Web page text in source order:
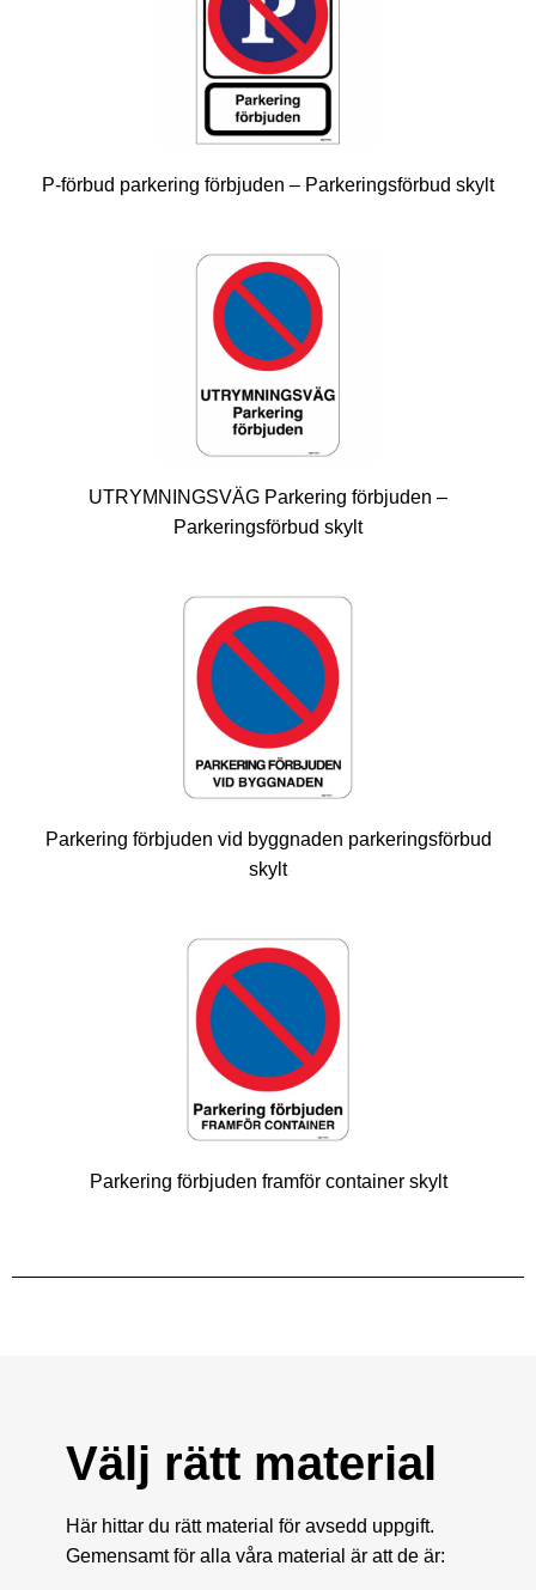
P-förbud parkering förbjuden – Parkeringsförbud skylt
UTRYMNINGSVÄG Parkering förbjuden –
Parkeringsförbud skylt
Parkering förbjuden vid byggnaden parkeringsförbud
skylt
Parkering förbjuden framför container skylt
Välj rätt material
Här hittar du rätt material för avsedd uppgift.
Gemensamt för alla våra material är att de är: